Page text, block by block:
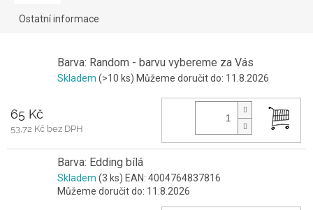
Ostatní informace
Barva: Random - barvu vybereme za Vás
Skladem (>10 ks) Můžeme doručit do: 11.8.2026
65 Kč
53,72 Kč bez DPH
Barva: Edding bílá
Skladem (3 ks) EAN: 4004764837816
Můžeme doručit do: 11.8.2026